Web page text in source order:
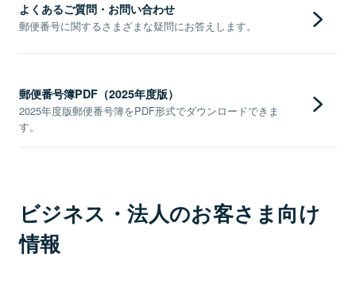
よくあるご質問・お問い合わせ
郵便番号に関するさまざまな疑問にお答えします。
郵便番号簿PDF（2025年度版）
2025年度版郵便番号簿をPDF形式でダウンロードできま
す。
ビジネス・法人のお客さま向け
情報